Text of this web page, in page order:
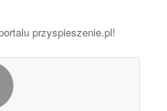
przyspieszenie.pl!